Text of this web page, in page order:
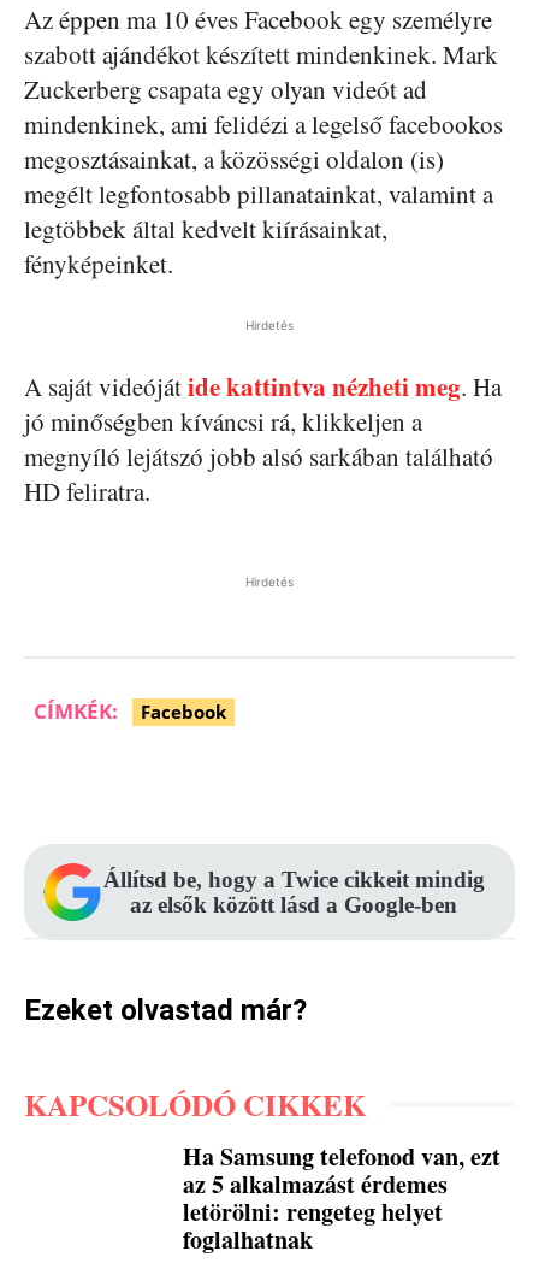
Az éppen ma 10 éves Facebook egy személyre
szabott ajándékot készített mindenkinek. Mark
Zuckerberg csapata egy olyan videót ad
mindenkinek, ami felidézi a legelső facebookos
megosztásainkat, a közösségi oldalon (is)
megélt legfontosabb pillanatainkat, valamint a
legtöbbek által kedvelt kiírásainkat,
fényképeinket.
Hirdetés
A saját videójátide kattintva nézheti meg. Ha
jó minőségben kíváncsi rá, klikkeljen a
megnyíló lejátszó jobb alsó sarkában található
HD feliratra.
Hirdetés
CÍMKÉK: Facebook
Állítsd be, hogy a Twice cikkeit mindig
az elsők között lásd a Google-ben
Ezeket olvastad már?
KAPCSOLÓDÓ CIKKEK
Ha Samsung telefonod van, ezt
az 5 alkalmazást érdemes
letörölni: rengeteg helyet
foglalhatnak